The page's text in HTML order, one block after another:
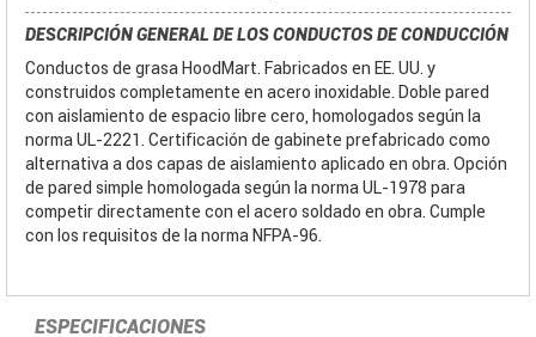
DESCRIPCIÓN GENERAL DE LOS CONDUCTOS DE CONDUCCIÓN
Conductos de grasa HoodMart. Fabricados en EE. UU. y
construidos completamente en acero inoxidable. Doble pared
con aislamiento de espacio libre cero, homologados según la
norma UL-2221. Certificación de gabinete prefabricado como
alternativa a dos capas de aislamiento aplicado en obra. Opción
de pared simple homologada según la norma UL-1978 para
competir directamente con el acero soldado en obra. Cumple
con los requisitos de la norma NFPA-96.
ESPECIFICACIONES